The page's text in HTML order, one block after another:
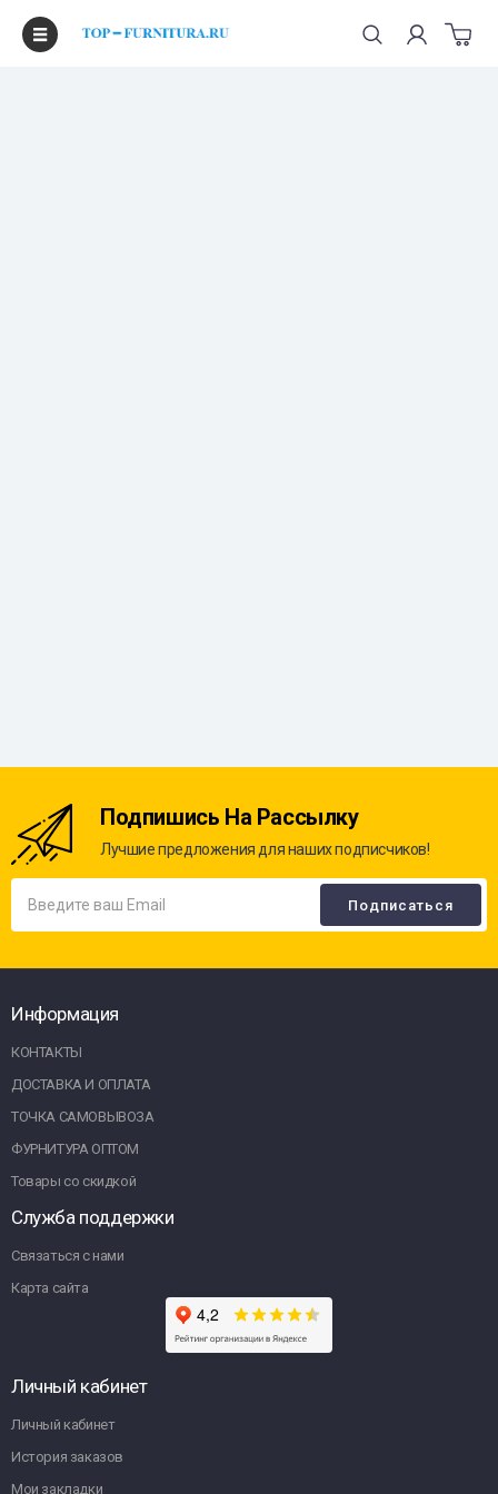
Подпишись На Рассылку
Лучшие предложения для наших подписчиков!
Информация
КОНТАКТЫ
ДОСТАВКА И ОПЛАТА
ТОЧКА САМОВЫВОЗА
ФУРНИТУРА ОПТОМ
Товары со скидкой
Служба поддержки
Связаться с нами
Карта сайта
Личный кабинет
Личный кабинет
История заказов
Мои закладки